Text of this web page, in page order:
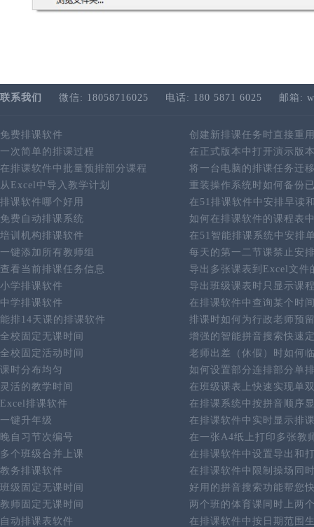
联系我们 微信: 18058716025 电话: 180 5871 6025 邮箱:
免费排课软件
创建新排课任务时直接重
一次简单的排课过程
在正式版本中打开演示版
在排课软件中批量预排部分课程
将一台电脑的排课任务迁
从Excel中导入教学计划
重装操作系统时如何备份
排课软件哪个好用
在51排课软件中安排早读
免费自动排课系统
如何在排课软件的课程表
培训机构排课软件
在51智能排课系统中安排
一键添加所有教师组
每天的第一二节课禁止安
查看当前排课任务信息
导出多张课表到Excel文件
小学排课软件
导出班级课表时只显示课
中学排课软件
在排课软件中查询某个时
能排14天课的排课软件
排课时如何为行政老师预
全校固定无课时间
增强的智能拼音搜索快速
全校固定活动时间
老师出差（休假）时如何
课时分布均匀
如何设置部分连排部分单
灵活的教学时间
在班级课表上快速实现单
Excel排课软件
在排课系统中按拼音顺序
一键升年级
在排课软件中实时显示排
晚自习节次编号
在一张A4纸上打印多张教
多个班级合并上课
在排课软件中设置导出和
教务排课软件
在排课软件中限制操场同
班级固定无课时间
好用的拼音搜索功能帮您
教师固定无课时间
两个班的体育课同时上两
自动排课表软件
在排课软件中按日期范围